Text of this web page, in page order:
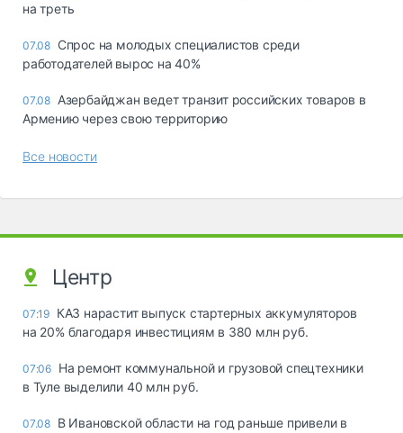
на треть
07.08 Спрос на молодых специалистов среди
работодателей вырос на 40%
07.08 Азербайджан ведет транзит российских товаров в
Армению через свою территорию
Все новости
Центр
07:19 КАЗ нарастит выпуск стартерных аккумуляторов
на 20% благодаря инвестициям в 380 млн руб.
07:06 На ремонт коммунальной и грузовой спецтехники
в Туле выделили 40 млн руб.
07.08 В Ивановской области на год раньше привели в